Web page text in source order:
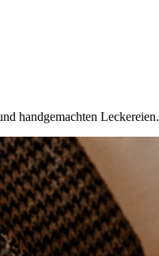
handgemachten Leckereien.